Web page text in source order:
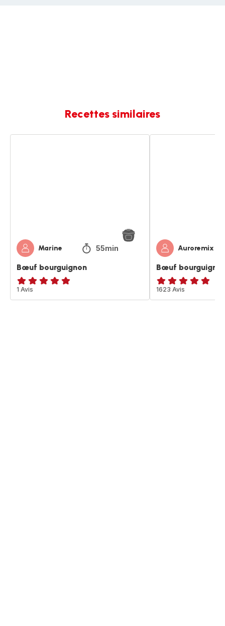
Recettes similaires
Marine 55min
Bœuf bourguignon
Avis
5
1 Avis
Auroremix
Bœuf
ratings.4.8
1623 Avis